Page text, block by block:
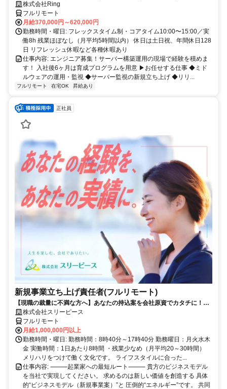
株式会社Ring
フルリモート
月給370,000円～620,000円
勤務時間・曜日: フレックスタイム制・コアタイム10:00〜15:00／実
働8h 残業ほぼなし（月平均5時間以内） 休日は土日祝、年間休日128
日 リフレッシュ休暇など各種休暇あり
仕事内容: エンジニア募集！サーバー構築運用の現場で経験を積めま
す！ 入社後6ヶ月は育成プログラムを用意 ▶お任せする仕事 ◆ミド
ルウェアの運用・監視 ◆サーバー監視の新規立ち上げ ◆リリ...
フルリモート 在宅OK 昇給あり
正社員
新規事業立ち上げ責任者(フルリモート)
【現職の裁量に不満な方へ】あなたの持込案を会社原資でカタチに！最
短6ヶ月で共同経営者の道へ
株式会社スリーピース
フルリモート
月給1,000,000円以上
勤務時間・曜日: 勤務時間：8時40分～17時40分 勤務曜日：月火水木
金 実働時間：1日あたり8時間 ・残業少なめ（月平均20～30時間）
メリハリをつけて働く文化です。 ライフスタイルに合った...
仕事内容: ⸻起業家への最短ルート⸻ 貴方のビジネスモデル
を当社で実現してください。 求めるのは新しい価値を創造する 具体
的“ビジネスモデル（新規事業案）”と 圧倒的“エネルギー”です。 共同